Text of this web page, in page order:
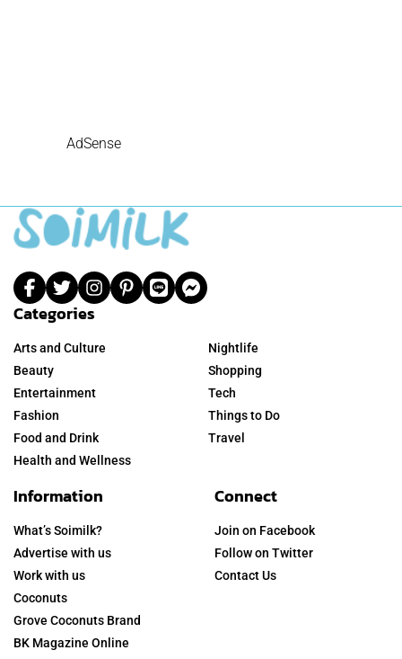
AdSense
Categories
Arts and Culture
Beauty
Entertainment
Fashion
Food and Drink
Health and Wellness
Nightlife
Shopping
Tech
Things to Do
Travel
Information
What’s Soimilk?
Advertise with us
Work with us
Coconuts
Grove Coconuts Brand
BK Magazine Online
Connect
Join on Facebook
Follow on Twitter
Contact Us